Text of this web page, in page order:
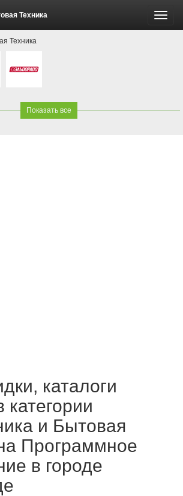
Техника
Техника
Показать все
каталоги
категории
и Бытовая
Программное
в городе